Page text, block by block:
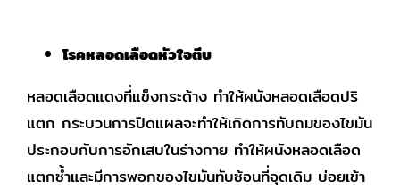
โรคหลอดเลือดหัวใจตีบ
หลอดเลือดแดงที่แข็งกระด้าง ทำให้ผนังหลอดเลือดปริ
แตก กระบวนการปิดแผลจะทำให้เกิดการทับถมของไขมัน
ประกอบกับการอักเสบในร่างกาย ทำให้ผนังหลอดเลือด
แตกซ้ำและมีการพอกของไขมันทับซ้อนที่จุดเดิม บ่อยเข้า